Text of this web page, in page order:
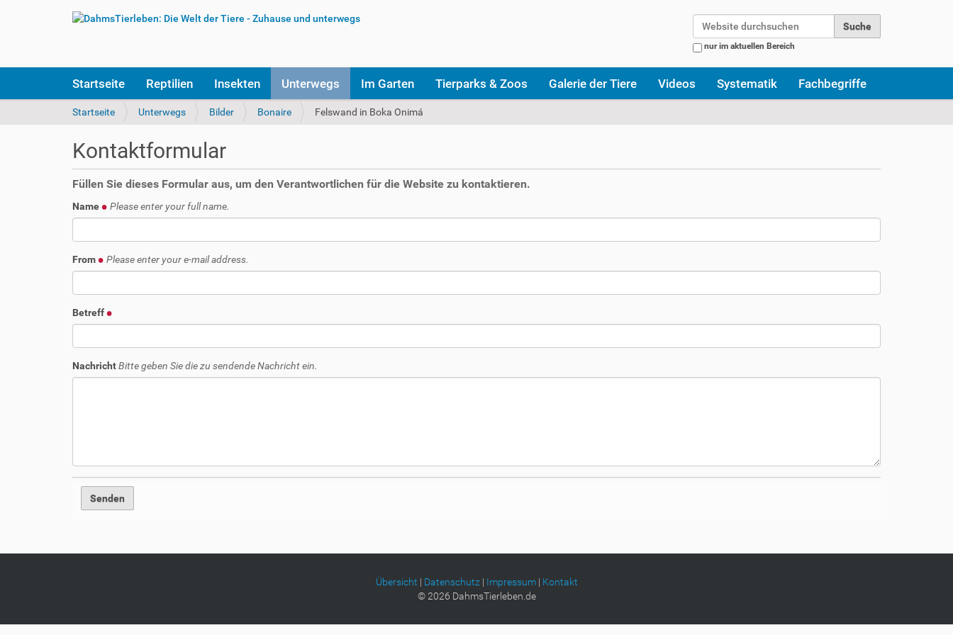
nur im aktuellen Bereich
k
Startseite Reptilien Insekten Unterwegs Im Garten Tierparks & Zoos Galerie der Tiere Videos Systematik Fachbegriffe
S
s
i
n
h
e
Startseite Unterwegs Bilder Bonaire Felswand in Boka Onimá
Kontaktformular
Füllen Sie dieses Formular aus, um den Verantwortlichen für die Website zu kontaktieren.
Name Please enter your full name.
From Please enter your e-mail address.
Betreff
NachrichtBitte geben Sie die zu sendende Nachricht ein.
Übersicht | Datenschutz | Impressum| Kontakt
©2026 DahmsTierleben.de